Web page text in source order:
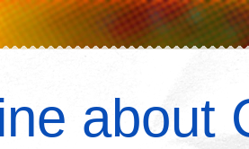
about